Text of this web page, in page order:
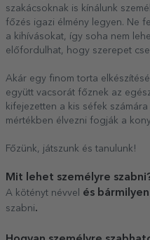
szakácsoknak is kínálunk
főzés igazi élmény legyen. Ne
a kihívásokat, így soha nem
előfordulhat, hogy szerepet
Akár egy finom torta
együtt vacsorát főznek az
kifejezetten a kis séfek
mértékben élvezni fogják a
Főzünk, játszunk és tanulunk!
Mit lehet személyre
A kötényt névvel és
szabni.